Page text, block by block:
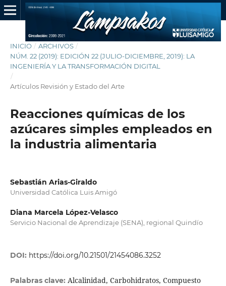
INICIO / ARCHIVOS /
NÚM. 22 (2019): EDICIÓN 22 (JULIO-DICIEMBRE, 2019): LA
INGENIERÍA Y LA TRANSFORMACIÓN DIGITAL
/
Artículos Revisión y Estado del Arte
Reacciones químicas de los
azúcares simples empleados en
la industria alimentaria
Sebastián Arias-Giraldo
Universidad Católica Luis Amigó
Diana Marcela López-Velasco
Servicio Nacional de Aprendizaje (SENA), regional Quindío
DOI: https://doi.org/10.21501/21454086.3252
Palabras clave: Alcalinidad, Carbohidratos, Compuesto